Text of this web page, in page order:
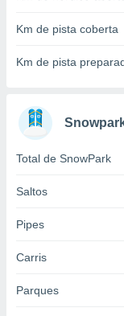
criar
medir
medir o
de
de dados
melhorar
dados
Km de pista coberta
Km de pista
Total de SnowPark
Saltos
Pipes
Carris
Parques